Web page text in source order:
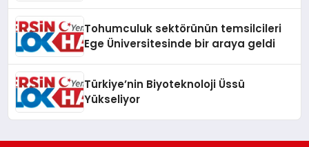
Tohumculuk sektörünün temsilcileri
Ege Üniversitesinde bir araya geldi
Türkiye’nin Biyoteknoloji Üssü
Yükseliyor